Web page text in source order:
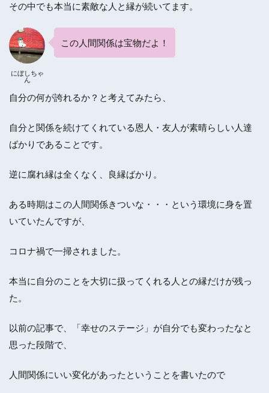
その中でも本当に素敵な人と縁が続いてます。
にぼしちゃ
ん
この人間関係は宝物だよ！
自分の何が誇れるか？と考えてみたら、
自分と関係を続けてくれている恩人・友人が素晴らしい人達
ばかりであることです。
逆に腐れ縁は全くなく、良縁ばかり。
ある時期はこの人間関係きついな・・・という環境に身を置
いていたんですが、
コロナ禍で一掃されました。
本当に自分のことを大切に扱ってくれる人との縁だけが残っ
た。
以前の記事で、「幸せのステージ」が自分でも変わったなと
思った段階で、
人間関係にいい変化があったということを書いたので